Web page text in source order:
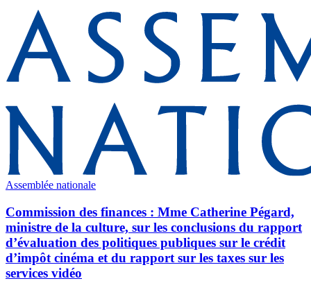
Assemblée nationale
Commission des finances : Mme Catherine Pégard,
ministre de la culture, sur les conclusions du rapport
d’évaluation des politiques publiques sur le crédit
d’impôt cinéma et du rapport sur les taxes sur les
services vidéo